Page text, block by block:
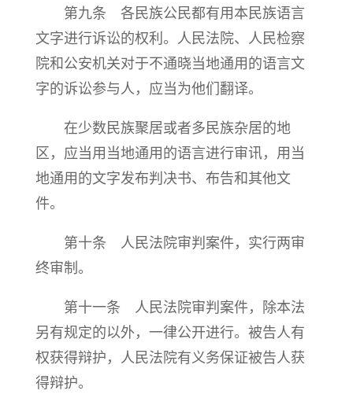
第九条 各民族公民都有用本民族语言
文字进行诉讼的权利。人民法院、人民检察
院和公安机关对于不通晓当地通用的语言文
字的诉讼参与人，应当为他们翻译。
在少数民族聚居或者多民族杂居的地
区，应当用当地通用的语言进行审讯，用当
地通用的文字发布判决书、布告和其他文
件。
第十条 人民法院审判案件，实行两审
终审制。
第十一条 人民法院审判案件，除本法
另有规定的以外，一律公开进行。被告人有
权获得辩护，人民法院有义务保证被告人获
得辩护。